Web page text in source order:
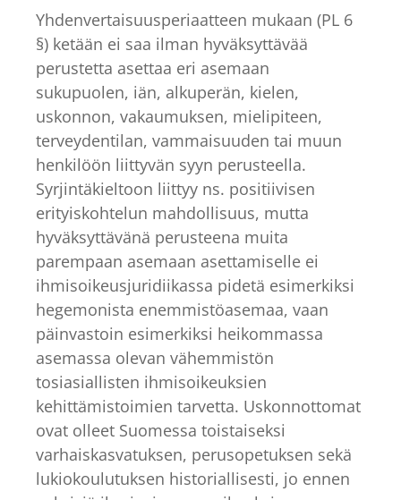
Yhdenvertaisuusperiaatteen mukaan (PL 6
§) ketään ei saa ilman hyväksyttävää
perustetta asettaa eri asemaan
sukupuolen, iän, alkuperän, kielen,
uskonnon, vakaumuksen, mielipiteen,
terveydentilan, vammaisuuden tai muun
henkilöön liittyvän syyn perusteella.
Syrjintäkieltoon liittyy ns. positiivisen
erityiskohtelun mahdollisuus, mutta
hyväksyttävänä perusteena muita
parempaan asemaan asettamiselle ei
ihmisoikeusjuridiikassa pidetä esimerkiksi
hegemonista enemmistöasemaa, vaan
päinvastoin esimerkiksi heikommassa
asemassa olevan vähemmistön
tosiasiallisten ihmisoikeuksien
kehittämistoimien tarvetta. Uskonnottomat
ovat olleet Suomessa toistaiseksi
varhaiskasvatuksen, perusopetuksen sekä
lukiokoulutuksen historiallisesti, jo ennen